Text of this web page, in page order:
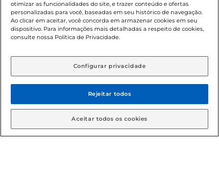
sofrer alterações sem prévia notificação. Proibida a venda
de bebidas alcoólicas para menores de 18 anos, conforme
Lei n.º 8069/90, art. 81, inciso II (Estatuto da Criança e do
Adolescente). Preços e condições exclusivos para o
aviso prévio. O valor mínimo para as compras on-line é de
© 2026 Copyright. Todos os direitos
reservados Gbarbosa.
otimizar as funcionalidades do site, e trazer conteúdo e ofertas
personalizadas para você, baseadas em seu histórico de navegação.
Ao clicar em aceitar, você concorda em armazenar cookies em seu
dispositivo. Para informações mais detalhadas a respeito de cookies,
consulte nossa Política de Privacidade.
Configurar privacidade
Rejeitar todos
Aceitar todos os cookies